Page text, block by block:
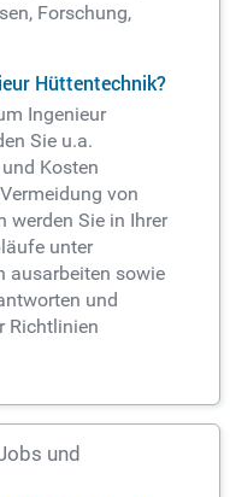
Forschung,
Hüttentechnik?
Ingenieur
Sie u.a.
Kosten
von
werden Sie in Ihrer
unter
ausarbeiten sowie
und
Richtlinien
und